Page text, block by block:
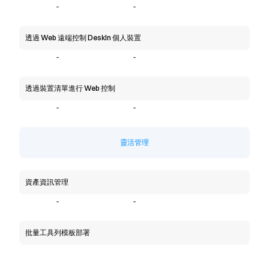
- -
透過 Web 遠端控制 DeskIn 個人裝置
- -
透過裝置清單進行 Web 控制
- -
靈活管理
資產資訊管理
- -
批量工具列模板部署